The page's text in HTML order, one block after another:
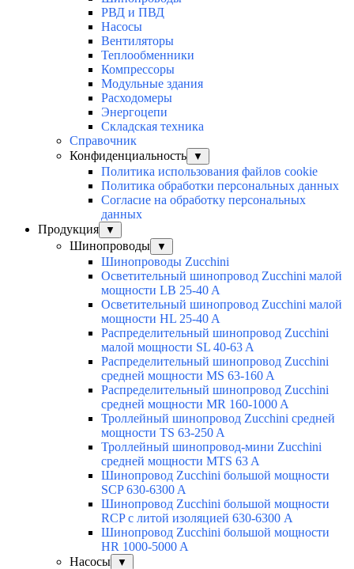
РВД и ПВД
Насосы
Вентиляторы
Теплообменники
Компрессоры
Модульные здания
Расходомеры
Энергоцепи
Складская техника
Справочник
Конфиденциальность
▼
Политика использования файлов cookie
Политика обработки персональных данных
Согласие на обработку персональных
данных
Продукция
▼
Шинопроводы ▼
Шинопроводы Zucchini
Осветительный шинопровод Zucchini малой
мощности LB 25-40 A
Осветительный шинопровод Zucchini малой
мощности HL 25-40 A
Распределительный шинопровод Zucchini
малой мощности SL 40-63 A
Распределительный шинопровод Zucchini
средней мощности MS 63-160 A
Распределительный шинопровод Zucchini
средней мощности MR 160-1000 A
Троллейный шинопровод Zucchini средней
мощности TS 63-250 A
Троллейный шинопровод-мини Zucchini
средней мощности MTS 63 A
Шинопровод Zucchini большой мощности
SCP 630-6300 A
Шинопровод Zucchini большой мощности
RCP с литой изоляцией 630-6300 A
Шинопровод Zucchini большой мощности
HR 1000-5000 A
Насосы
▼